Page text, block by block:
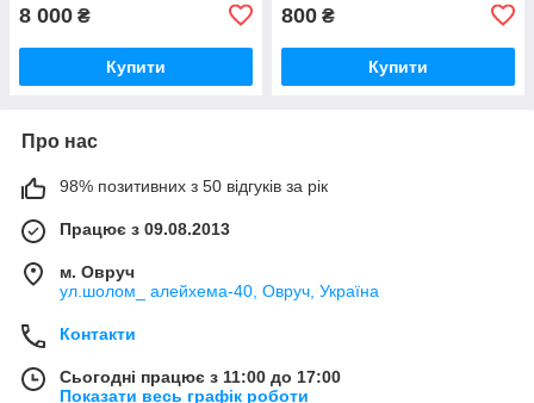
8 000 ₴
Купити
800 ₴
Купити
Про нас
98% позитивних з 50 відгуків за рік
Працює з 09.08.2013
м. Овруч
ул.шолом_ алейхема-40, Овруч, Україна
Контакти
Сьогодні працює з 11:00 до 17:00
Показати весь графік роботи